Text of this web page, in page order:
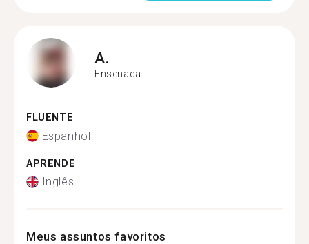
A.
Ensenada
FLUENTE
Espanhol
APRENDE
Inglês
Meus assuntos favoritos